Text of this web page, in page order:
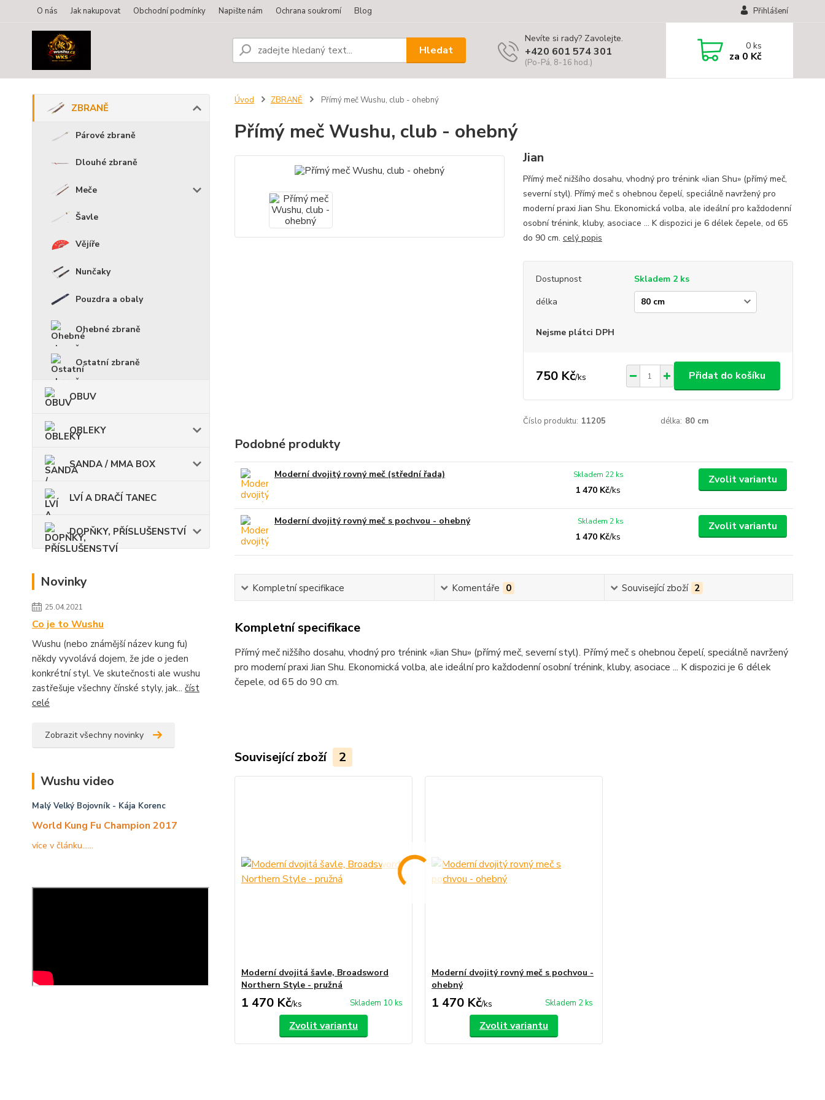
O nás Jak nakupovat Obchodní podmínky Napište nám Ochrana soukromí Blog Přihlášení
Hledat
Nevíte si rady? Zavolejte.
+420 601 574 301
(Po-Pá, 8-16 hod.)
0ks
za 0 Kč
ZBRANĚ
Párové zbraně
Dlouhé zbraně
Meče
Šavle
Vějíře
Nunčaky
Pouzdra a obaly
Ohebné zbraně
Ostatní zbraně
OBUV
OBLEKY
SANDA / MMA BOX
LVÍ A DRAČÍ TANEC
DOPŇKY, PŘÍSLUŠENSTVÍ
Novinky
25.04.2021
Co je to Wushu
Wushu (nebo známější název kung fu)
někdy vyvolává dojem, že jde o jeden
konkrétní styl. Ve skutečnosti ale wushu
zastřešuje všechny čínské styly, jak... číst
celé
Zobrazit všechny novinky
Wushu video
Malý Velký Bojovník- Kája Korenc
World Kung Fu Champion 2017
více v článku......
Úvod ZBRANĚ Přímý meč Wushu, club - ohebný
Přímý meč Wushu, club - ohebný
Jian
Přímý meč nižšího dosahu, vhodný pro trénink «Jian Shu» (přímý meč,
severní styl). Přímý meč s ohebnou čepelí, speciálně navržený pro
moderní praxi Jian Shu. Ekonomická volba, ale ideální pro každodenní
osobní trénink, kluby, asociace ... K dispozici je 6 délek čepele, od 65
do 90 cm. celý popis
Dostupnost
Skladem 2 ks
délka
Nejsme plátci DPH
750 Kč/ks Přidat do košíku
Číslo produktu: 11205 délka: 80 cm
Podobné produkty
Moderní dvojitý rovný meč (střední řada)
1 470 Kč/ks
Skladem 22 ks Zvolit variantu
Moderní dvojitý rovný meč s pochvou - ohebný
1 470 Kč/ks
Skladem 2 ks Zvolit variantu
Kompletní specifikace Komentáře 0 Související zboží 2
Kompletní specifikace
Přímý meč nižšího dosahu, vhodný pro trénink «Jian Shu» (přímý meč, severní styl). Přímý meč s ohebnou čepelí, speciálně navržený
pro moderní praxi Jian Shu. Ekonomická volba, ale ideální pro každodenní osobní trénink, kluby, asociace ... K dispozici je 6 délek
čepele, od 65 do 90 cm.
Související zboží 2
Moderní dvojitá šavle, Broadsword
Northern Style - pružná
1 470 Kč/ks Skladem 10 ks
Zvolit variantu
Moderní dvojitý rovný meč s pochvou -
ohebný
1 470 Kč/ks Skladem 2 ks
Zvolit variantu